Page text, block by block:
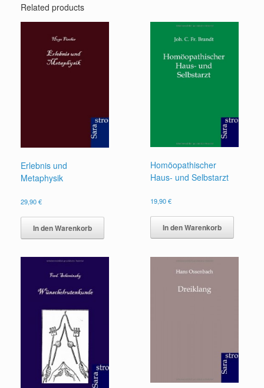
Related products
Erlebnis und
Metaphysik
29,90€
In den Warenkorb
Homöopathischer
Haus- und Selbstarzt
19,90€
In den Warenkorb